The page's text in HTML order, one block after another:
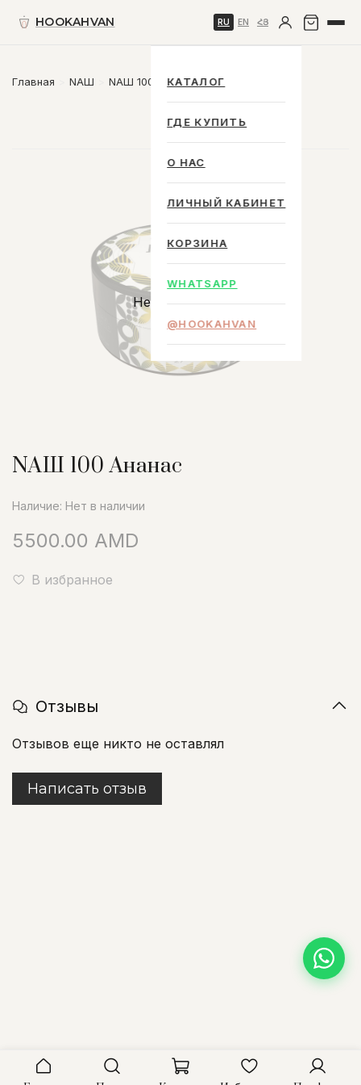
HOOKAHVAN RU EN ՀՅ
КАТАЛОГ
ГДЕ КУПИТЬ
О НАС
ЛИЧНЫЙ КАБИНЕТ
КОРЗИНА
WHATSAPP
@HOOKAHVAN
Главная NАШ NАШ 100 g.
Нет в наличии
Наличие: Нет в наличии
NАШ 100 Ананас
5500.00 AMD
В избранное
Отзывы
Отзывов еще никто не оставлял
Написать отзыв